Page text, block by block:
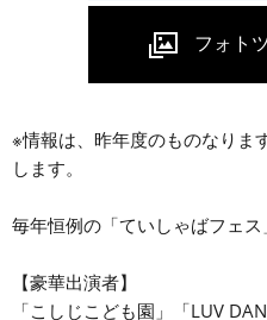
※情報は、昨年度のものなりま
します。
毎年恒例の「ていしゃばフェ
【豪華出演者】
「こしじこども園」「LUV